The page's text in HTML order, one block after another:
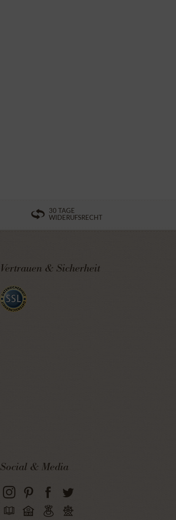
30 TAGE
WIDERUFSRECHT
Vertrauen & Sicherheit
Social & Media